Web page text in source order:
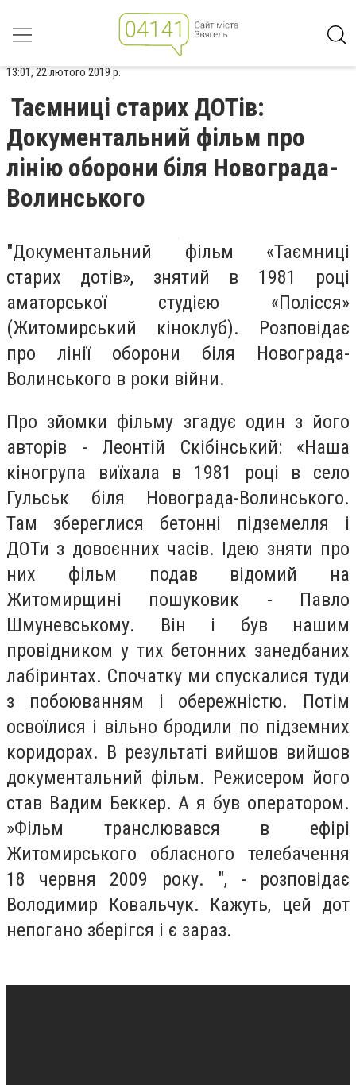
13:01, 22 лютого 2019 р.
Таємниці старих ДОТів:
Документальний фільм про
лінію оборони біля Новограда-
Волинського
"Документальний фільм «Таємниці
старих дотів», знятий в 1981 році
аматорської студією «Полісся»
(Житомирський кіноклуб). Розповідає
про лінії оборони біля Новограда-
Волинського в роки війни.
Про зйомки фільму згадує один з його
авторів - Леонтій Скібінський: «Наша
кіногрупа виїхала в 1981 році в село
Гульськ біля Новограда-Волинського.
Там збереглися бетонні підземелля і
ДОТи з довоєнних часів. Ідею зняти про
них фільм подав відомий на
Житомирщині пошуковик - Павло
Шмуневському. Він і був нашим
провідником у тих бетонних занедбаних
лабіринтах. Спочатку ми спускалися туди
з побоюванням і обережністю. Потім
освоїлися і вільно бродили по підземних
коридорах. В результаті вийшов вийшов
документальний фільм. Режисером його
став Вадим Беккер. А я був оператором.
»Фільм транслювався в ефірі
Житомирського обласного телебачення
18 червня 2009 року. ", - розповідає
Володимир Ковальчук. Кажуть, цей дот
непогано зберігся і є зараз.